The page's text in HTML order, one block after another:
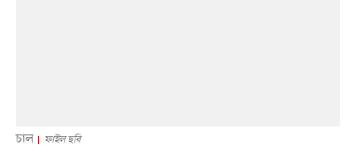
চাল ফাইল ছবি